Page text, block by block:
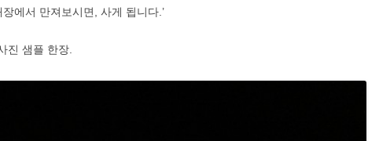
에서 만져보시면, 사게 됩니다.’
진 샘플 한장.